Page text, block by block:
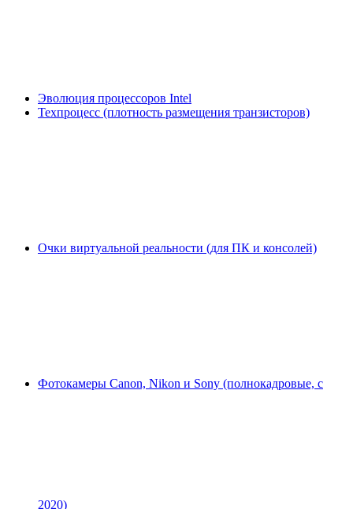
Эволюция процессоров Intel
Техпроцесс (плотность размещения транзисторов)
Очки виртуальной реальности (для ПК и консолей)
Фотокамеры Canon, Nikon и Sony (полнокадровые, с
2020)